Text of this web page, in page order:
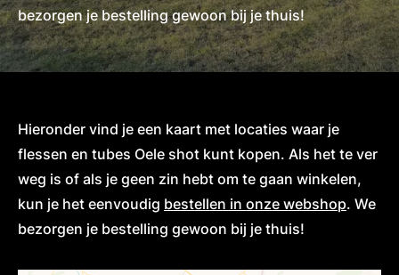
bezorgen je bestelling gewoon bij je thuis!
Hieronder vind je een kaart met locaties waar je
flessen en tubes Oele shot kunt kopen. Als het te ver
weg is of als je geen zin hebt om te gaan winkelen,
kun je het eenvoudig bestellen in onze webshop. We
bezorgen je bestelling gewoon bij je thuis!